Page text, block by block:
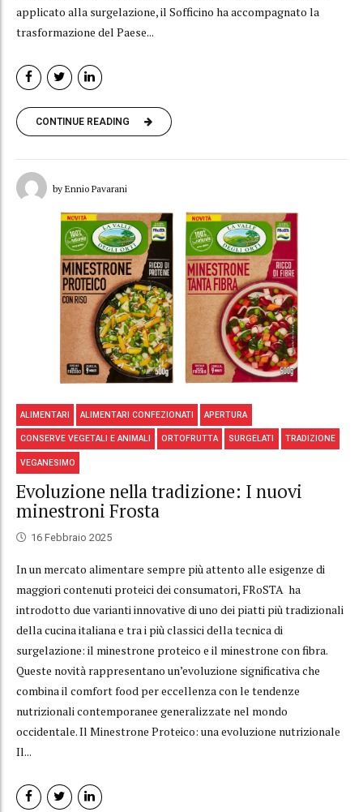
applicato alla surgelazione, il Sofficino ha accompagnato la
trasformazione del Paese...
CONTINUE READING
by Ennio Pavarani
ALIMENTARI ALIMENTARI CONFEZIONATI APERTURA
CONSERVE VEGETALI E ANIMALI ORTOFRUTTA SURGELATI TRADIZIONE
VEGANESIMO
Evoluzione nella tradizione: I nuovi
minestroni Frosta
16 Febbraio 2025
In un mercato alimentare sempre più attento alle esigenze di
maggiori contenuti proteici dei consumatori, FRoSTA ha
introdotto due varianti innovative di uno dei piatti più tradizionali
della cucina italiana e tra i più classici della tecnica di
surgelazione: il minestrone proteico e il minestrone con fibra.
Queste novità rappresentano un’evoluzione significativa che
combina il comfort food per eccellenza con le tendenze
nutrizionali contemporanee generalizzate nel mondo
occidentale. Il Minestrone Proteico: una evoluzione nutrizionale
Il...